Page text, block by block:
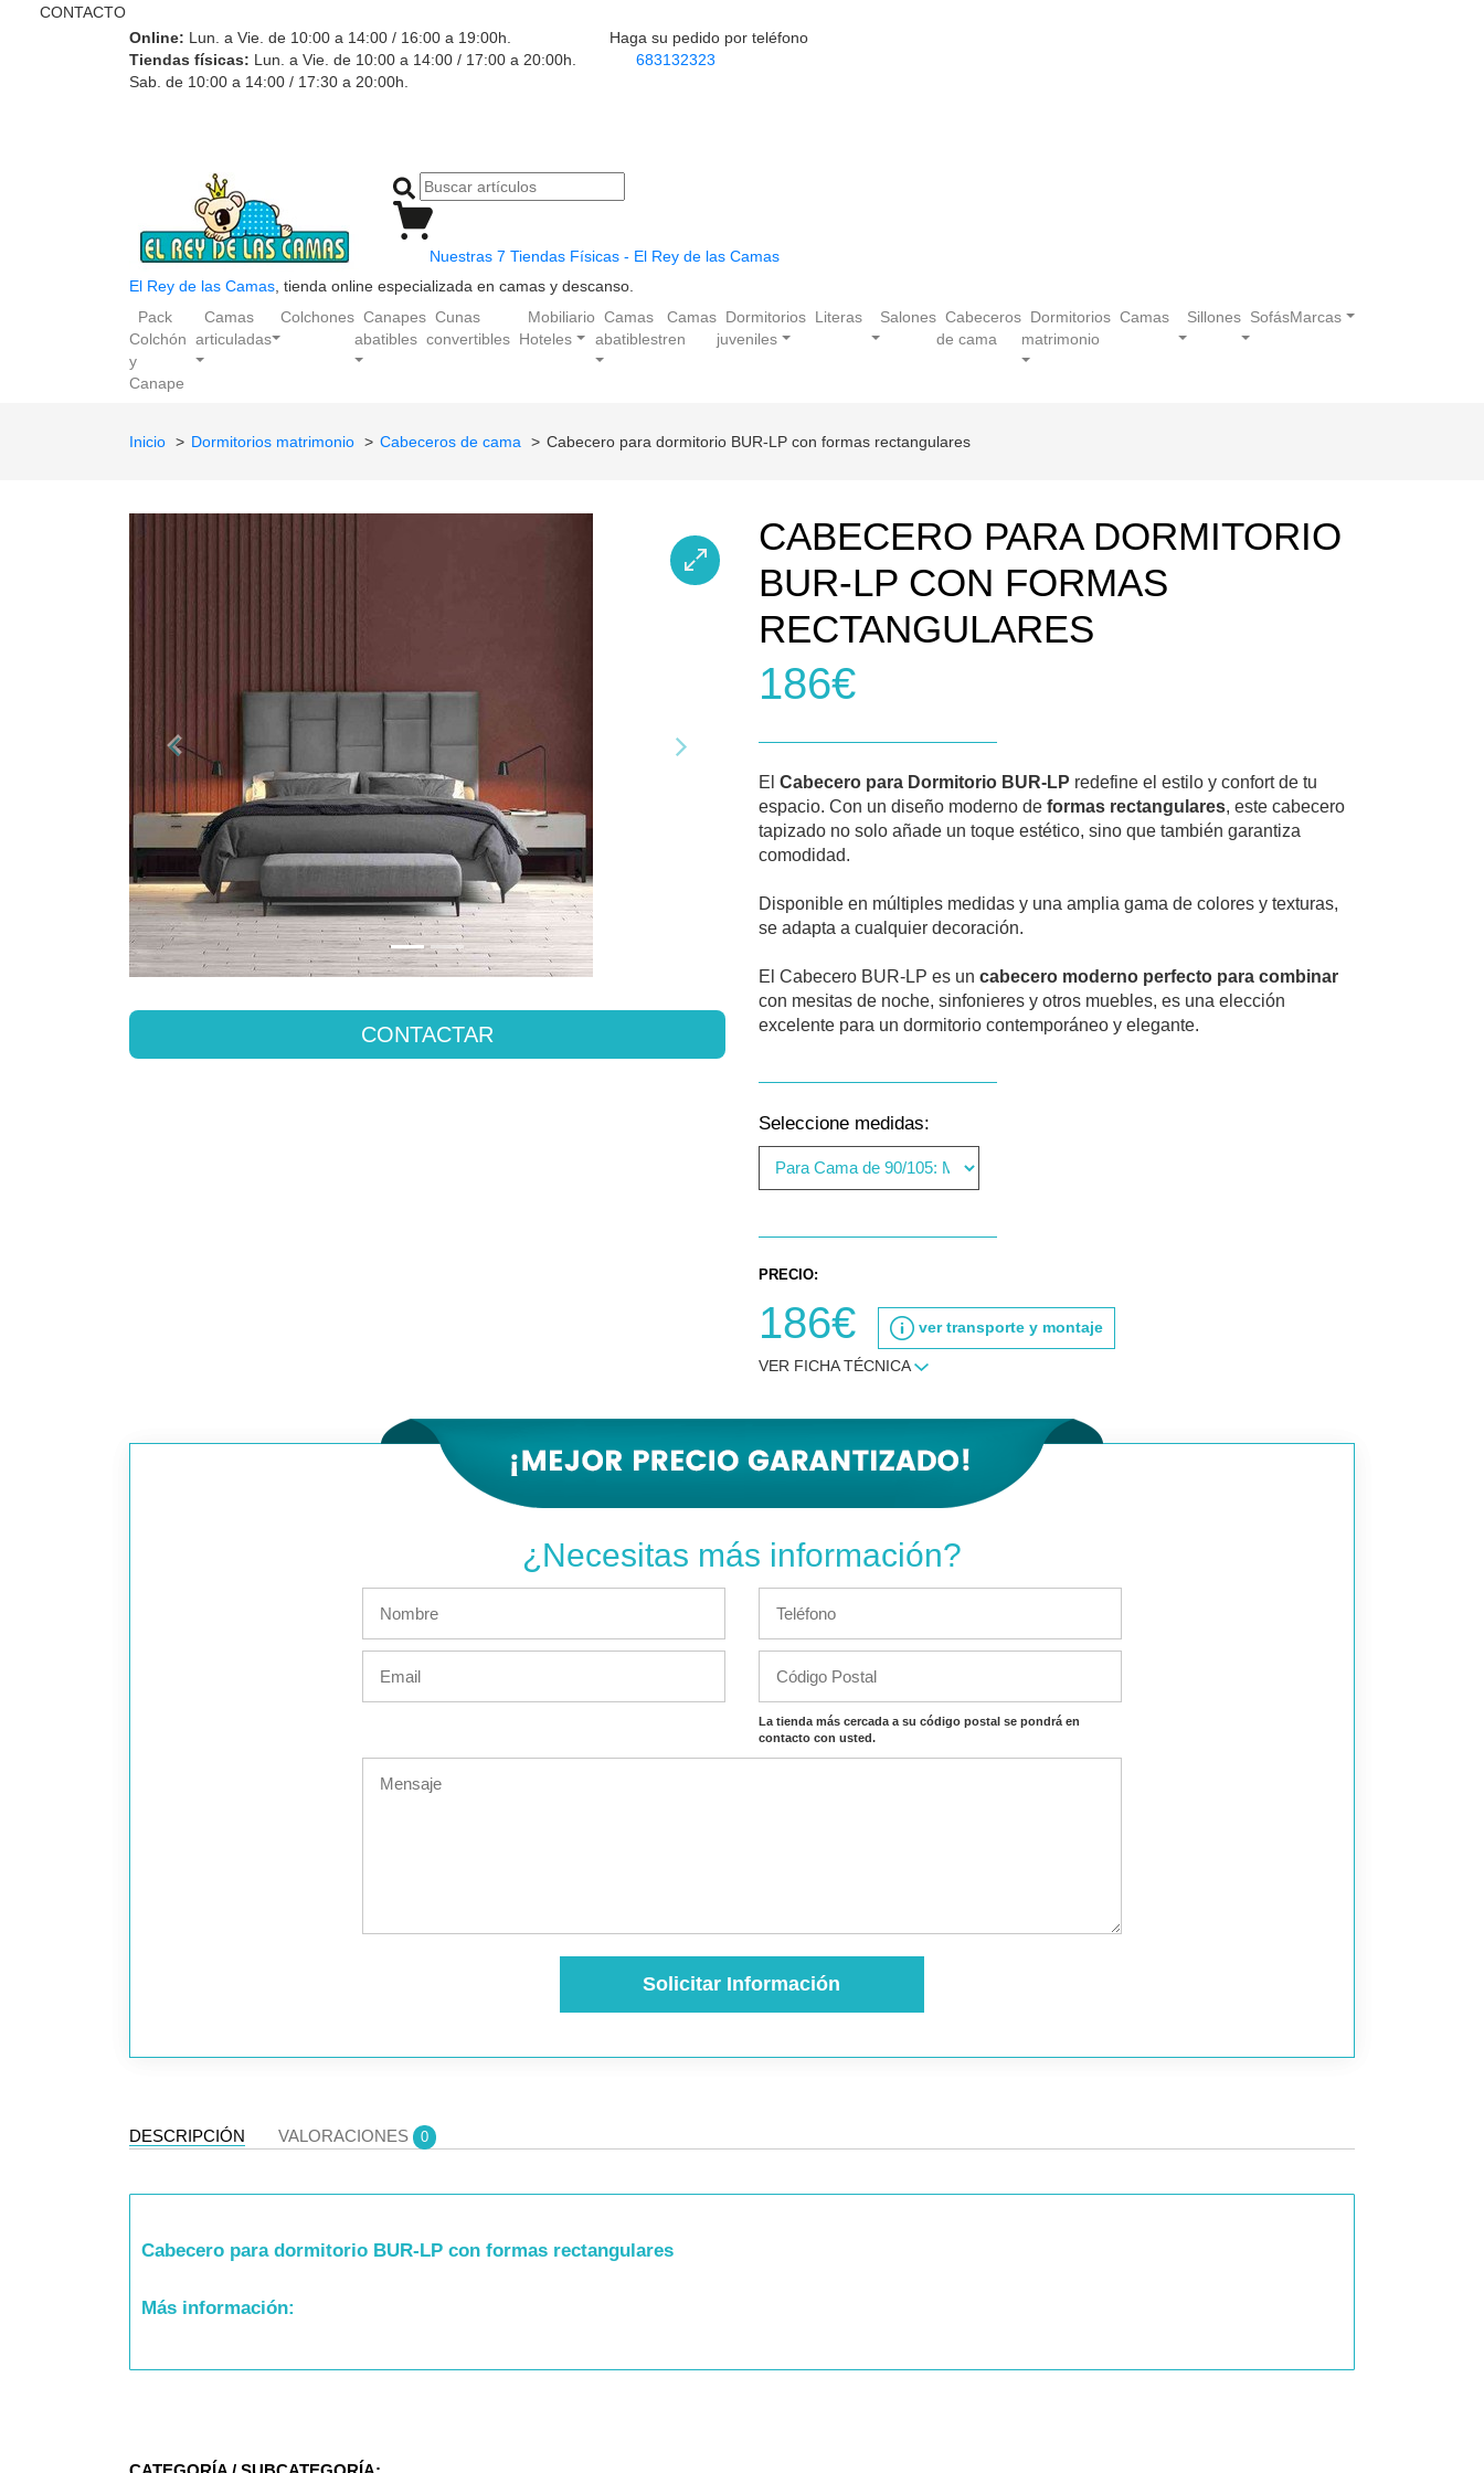
CONTACTO
Online: Lun. a Vie. de 10:00 a 14:00 / 16:00 a 19:00h.
Tiendas físicas: Lun. a Vie. de 10:00 a 14:00 / 17:00 a 20:00h.
Sab. de 10:00 a 14:00 / 17:30 a 20:00h.
Haga su pedido por teléfono
683132323
Nuestras 7 Tiendas Físicas - El Rey de las Camas
El Rey de las Camas , tienda online especializada en camas y descanso.
Pack
Colchón
y
Canape
Camas
articuladas
Colchones Canapes
abatibles
Cunas
convertibles
Mobiliario
Hoteles
Camas
abatibles
Camas
tren
Dormitorios
juveniles
Literas Salones Cabeceros
de cama
Dormitorios
matrimonio
Camas Sillones SofásMarcas
Inicio Dormitorios matrimonio Cabeceros de cama Cabecero para dormitorio BUR-LP con formas rectangulares
CONTACTAR
CABECERO PARA DORMITORIO
BUR-LP CON FORMAS
RECTANGULARES
186€
El Cabecero para Dormitorio BUR-LP redefine el estilo y confort de tu
espacio. Con un diseño moderno de formas rectangulares, este cabecero
tapizado no solo añade un toque estético, sino que también garantiza
comodidad.
Disponible en múltiples medidas y una amplia gama de colores y texturas,
se adapta a cualquier decoración.
El Cabecero BUR-LP es un cabecero moderno perfecto para combinar
con mesitas de noche, sinfonieres y otros muebles, es una elección
excelente para un dormitorio contemporáneo y elegante.
Seleccione medidas:
PRECIO:
186€ ver transporte y montaje
VER FICHA TÉCNICA
¿Necesitas más información?
La tienda más cercada a su código postal se pondrá en
contacto con usted.
Solicitar Información
DESCRIPCIÓN VALORACIONES 0
Cabecero para dormitorio BUR-LP con formas rectangulares
Más información:
Para Cama de 135/140: Ancho 145cm, Grosor 9cm, Alto 120cm